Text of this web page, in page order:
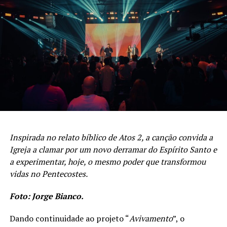
um tempo precioso de adoração ao nosso Jesus. Tenho
certeza de que muitas vidas foram marcadas pela
presença de Deus”, afirma.
PUBLICIDADE
Inspirada no relato bíblico de Atos 2, a canção convida a
Igreja a clamar por um novo derramar do Espírito Santo e
a experimentar, hoje, o mesmo poder que transformou
vidas no Pentecostes.
Foto: Jorge Bianco.
Dando continuidade ao projeto “Avivamento”, o